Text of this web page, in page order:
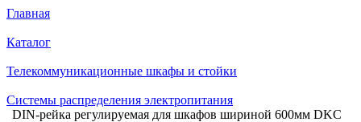
Главная
Каталог
Телекоммуникационные шкафы и стойки
Системы распределения электропитания
DIN-рейка регулируемая для шкафов шириной 600мм DKC